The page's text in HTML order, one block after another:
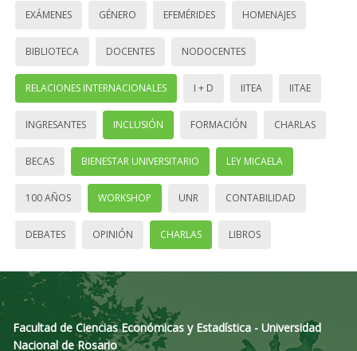
EXÁMENES GÉNERO EFEMÉRIDES HOMENAJES
BIBLIOTECA DOCENTES NODOCENTES
RELACIONES INTERNACIONALES I + D IITEA IITAE
INGRESANTES INCLUSIÓN FORMACIÓN CHARLAS
BECAS BIENESTAR UNIVERSITARIO LEY MICAELA
100 AÑOS WORKSHOP UNR CONTABILIDAD
DEBATES OPINIÓN CHARLAS LIBROS
Facultad de Ciencias Económicas y Estadística - Universidad
Nacional de Rosario